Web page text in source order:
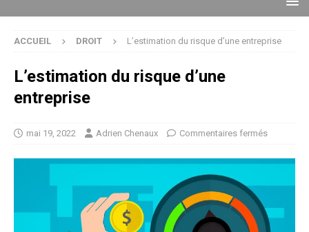
ACCUEIL DROIT L’estimation du risque d’une entreprise
L’estimation du risque d’une
entreprise
mai 19, 2022 Adrien Chenaux Commentaires fermés